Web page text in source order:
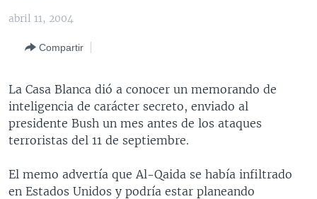
Salte
Salte
búsqueda
VOA VERIFICA INMIGRACIÓN
ARGENTINA
COLOMBIA
CHILE
ECUADOR
CHINA EN AMÉRICA LATINA
COSTA RICA
EL SALVADOR
HONDURAS
OTRAS SECCIONES
INMIGRACIÓN
MUNDO
ESPECIALES DE LA VOA
UCRANIA
abril 11, 2004
Compartir
La Casa Blanca dió a conocer un memorando de
inteligencia de carácter secreto, enviado al
presidente Bush un mes antes de los ataques
terroristas del 11 de septiembre.
El memo advertía que Al-Qaida se había infiltrado
en Estados Unidos y podría estar planeando